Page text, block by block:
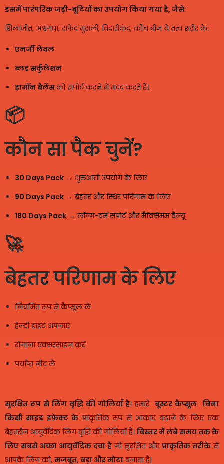
इसमें पारंपरिक जड़ी-बूटियों का उपयोग किया गया है, जैसे:
शिलाजीत, अश्वगंधा, सफेद मुसली, विदारीकंद, कौंच बीज ये तत्व शरीर के:
एनर्जी लेवल
ब्लड सर्कुलेशन
हार्मोन बैलेंसको सपोर्ट करने में मदद करते हैं।
📦
कौन सा पैक चुनें?
30 Days Pack → शुरुआती उपयोग के लिए
90 Days Pack → बेहतर और स्थिर परिणाम के लिए
180 Days Pack → लॉन्ग-टर्म सपोर्ट और मैक्सिमम वैल्यू
🚀
बेहतर परिणाम के लिए
नियमित रूप से कैप्सूल लें
हेल्दी डाइट अपनाएं
रोज़ाना एक्सरसाइज करें
पर्याप्त नींद लें
सुरक्षित रूप से लिंग वृद्धि की गोलियाँ है। हमारे बूस्टर कैप्सूल
बिना
किसी साइड इफ़ेक्ट के प्राकृतिक रूप से आकार बढ़ाने के लिए एक
बेहतरीन आयुर्वेदिक लिंग वृद्धि की गोलियाँ हैं। बिस्तर में लंबे समय तक के
लिए सबसे अच्छा आयुर्वेदिक दवा है जो सुरक्षित और प्राकृतिक तरीके से
आपके लिंग को, मजबूत, बड़ा और मोटाबनाता है|